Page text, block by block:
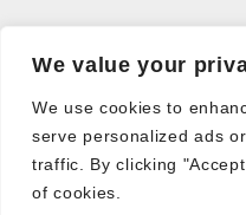
We value your
We use cookies to
serve personalized ads
traffic. By clicking
of cookies.